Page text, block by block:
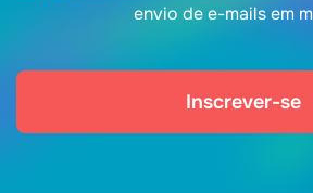
envio de e-mails em
Inscrever-se